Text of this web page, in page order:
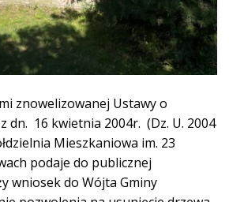
znowelizowanej Ustawy o
dn. 16 kwietnia 2004r. (Dz. U. 2004
Mieszkaniowa im. 23
podaje do publicznej
wniosek do Wójta Gminy